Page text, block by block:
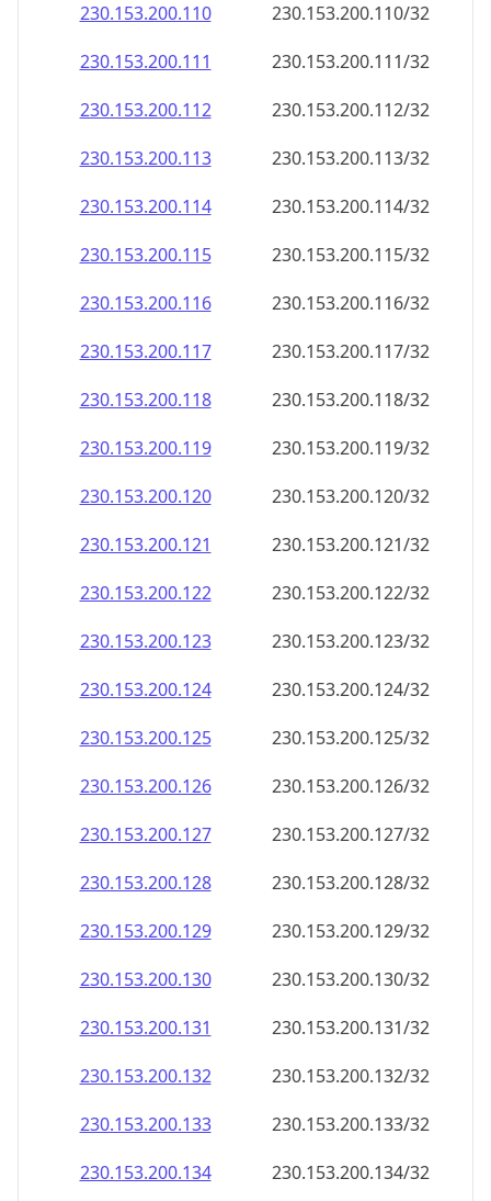
230.153.200.110
230.153.200.110/32
230.153.200.111
230.153.200.111/32
230.153.200.112
230.153.200.112/32
230.153.200.113
230.153.200.113/32
230.153.200.114
230.153.200.114/32
230.153.200.115
230.153.200.115/32
230.153.200.116
230.153.200.116/32
230.153.200.117
230.153.200.117/32
230.153.200.118
230.153.200.118/32
230.153.200.119
230.153.200.119/32
230.153.200.120
230.153.200.120/32
230.153.200.121
230.153.200.121/32
230.153.200.122
230.153.200.122/32
230.153.200.123
230.153.200.123/32
230.153.200.124
230.153.200.124/32
230.153.200.125
230.153.200.125/32
230.153.200.126
230.153.200.126/32
230.153.200.127
230.153.200.127/32
230.153.200.128
230.153.200.128/32
230.153.200.129
230.153.200.129/32
230.153.200.130
230.153.200.130/32
230.153.200.131
230.153.200.131/32
230.153.200.132
230.153.200.132/32
230.153.200.133
230.153.200.133/32
230.153.200.134
230.153.200.134/32